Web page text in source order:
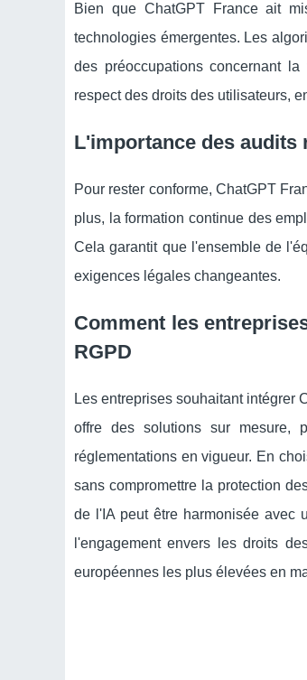
Bien que ChatGPT France ait
technologies émergentes. Les
des préoccupations concernant
respect des droits des utilisateurs,
L'importance des audits
Pour rester conforme, ChatGPT
plus, la formation continue des
Cela garantit que l'ensemble de
exigences légales changeantes.
Comment les
RGPD
Les entreprises souhaitant intégrer
offre des solutions sur mesure,
réglementations en vigueur. En
sans compromettre la protection
de l'IA peut être harmonisée avec
l'engagement envers les droits
européennes les plus élevées en